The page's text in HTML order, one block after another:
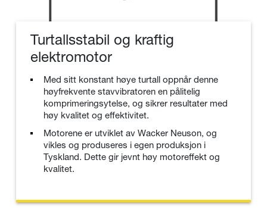
Turtallsstabil og kraftig
elektromotor
Med sitt konstant høye turtall oppnår denne
høyfrekvente stavvibratoren en pålitelig
komprimeringsytelse, og sikrer resultater med
høy kvalitet og effektivitet.
Motorene er utviklet av Wacker Neuson, og
vikles og produseres i egen produksjon i
Tyskland. Dette gir jevnt høy motoreffekt og
kvalitet.